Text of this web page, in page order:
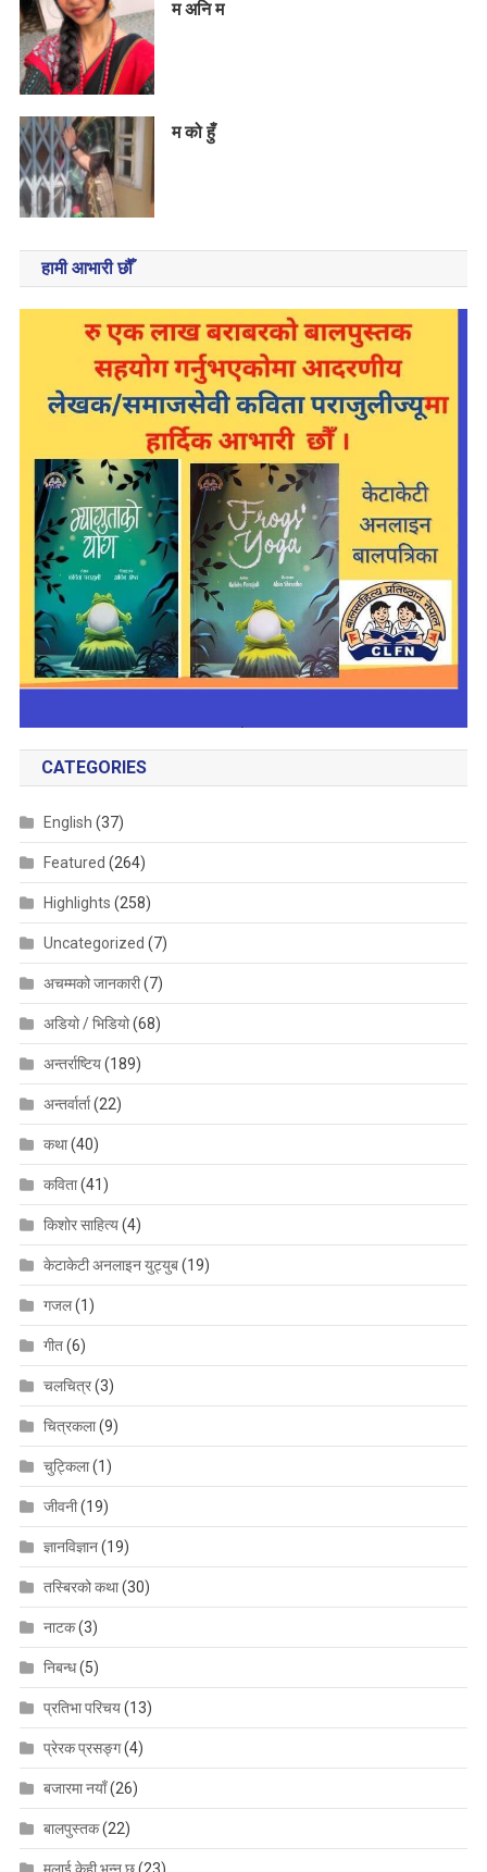
म अनि म
म को हुँ
हामी आभारी छौँ
CATEGORIES
English (37)
Featured (264)
Highlights (258)
Uncategorized (7)
अचम्मको जानकारी(7)
अडियो / भिडियो(68)
अन्तर्राष्टिय(189)
अन्तर्वार्ता(22)
कथा(40)
कविता(41)
किशोर साहित्य(4)
केटाकेटी अनलाइन युट्युब(19)
गजल(1)
गीत(6)
चलचित्र(3)
चित्रकला(9)
चुट्किला(1)
जीवनी(19)
ज्ञानविज्ञान(19)
तस्बिरको कथा(30)
नाटक(3)
निबन्ध(5)
प्रतिभा परिचय(13)
प्रेरक प्रसङ्ग(4)
बजारमा नयाँ(26)
बालपुस्तक(22)
मलाई केही भन्नु छ(23)